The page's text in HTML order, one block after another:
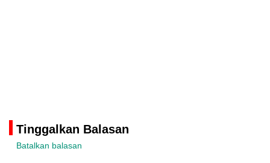
Tinggalkan Balasan
Batalkan balasan